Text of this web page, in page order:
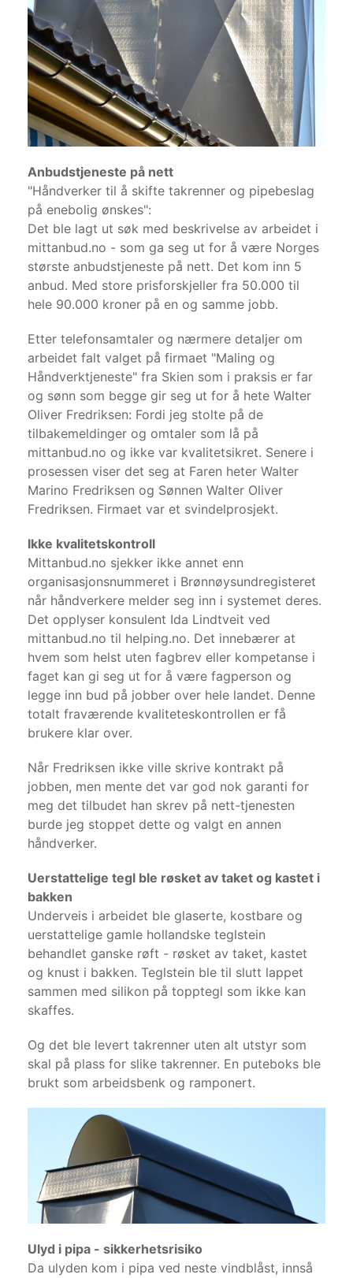
Anbudstjeneste på nett
"Håndverker til å skifte takrenner og pipebeslag
på enebolig ønskes":
Det ble lagt ut søk med beskrivelse av arbeidet i
mittanbud.no - som ga seg ut for å være Norges
største anbudstjeneste på nett. Det kom inn 5
anbud. Med store prisforskjeller fra 50.000 til
hele 90.000 kroner på en og samme jobb.
Etter telefonsamtaler og nærmere detaljer om
arbeidet falt valget på firmaet "Maling og
Håndverktjeneste" fra Skien som i praksis er far
og sønn som begge gir seg ut for å hete Walter
Oliver Fredriksen: Fordi jeg stolte på de
tilbakemeldinger og omtaler som lå på
mittanbud.no og ikke var kvalitetsikret. Senere i
prosessen viser det seg at Faren heter Walter
Marino Fredriksen og Sønnen Walter Oliver
Fredriksen. Firmaet var et svindelprosjekt.
Ikke kvalitetskontroll
Mittanbud.no sjekker ikke annet enn
organisasjonsnummeret i Brønnøysundregisteret
når håndverkere melder seg inn i systemet deres.
Det opplyser konsulent Ida Lindtveit ved
mittanbud.no til helping.no. Det innebærer at
hvem som helst uten fagbrev eller kompetanse i
faget kan gi seg ut for å være fagperson og
legge inn bud på jobber over hele landet. Denne
totalt fraværende kvaliteteskontrollen er få
brukere klar over.
Når Fredriksen ikke ville skrive kontrakt på
jobben, men mente det var god nok garanti for
meg det tilbudet han skrev på nett-tjenesten
burde jeg stoppet dette og valgt en annen
håndverker.
Uerstattelige tegl ble røsket av taket og kastet i
bakken
Underveis i arbeidet ble glaserte, kostbare og
uerstattelige gamle hollandske teglstein
behandlet ganske røft - røsket av taket, kastet
og knust i bakken. Teglstein ble til slutt lappet
sammen med silikon på topptegl som ikke kan
skaffes.
Og det ble levert takrenner uten alt utstyr som
skal på plass for slike takrenner. En puteboks ble
brukt som arbeidsbenk og ramponert.
Ulyd i pipa - sikkerhetsrisiko
Da ulyden kom i pipa ved neste vindblåst, innså